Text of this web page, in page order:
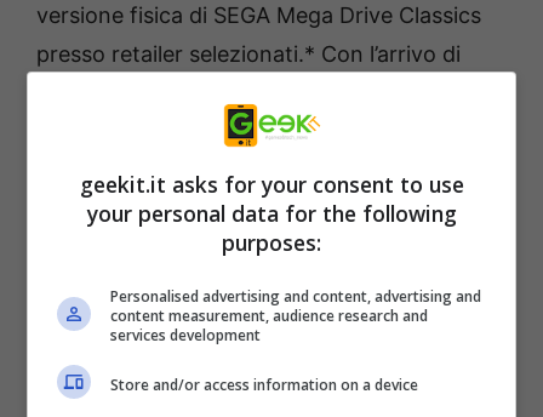
versione fisica di SEGA Mega Drive Classics
presso retailer selezionati.* Con l’arrivo di
potranno presto giocare ad oltre 50 titoli in
ogni momento. Titoli come The Revenge of
Shinobi, Streets of Rage 2, Gunstar Heroes,
Phantasy Star II, Golden Axe, Sonic the
Hedgehog e molti altri, sono inclusi nella
collection. I fan nostalgici potranno
finalmente rigiocare questi titoli con
nuovissime caratteristiche incluse in questa
geekit.it asks for your consent to use
your personal data for the following
purposes:
Personalised advertising and content, advertising and
content measurement, audience research and
services development
Store and/or access information on a device